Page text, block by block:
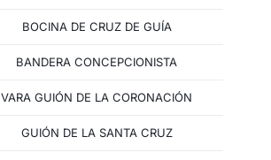
BOCINA DE CRUZ DE GUÍA
BANDERA CONCEPCIONISTA
VARA GUIÓN DE LA CORONACIÓN
GUIÓN DE LA SANTA CRUZ